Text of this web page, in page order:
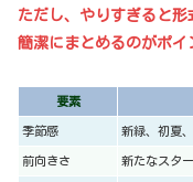
ただし、やりすぎると
簡潔にまとめるのがポイ
要素
季節感 新緑、初夏
前向きさ 新たなスタ